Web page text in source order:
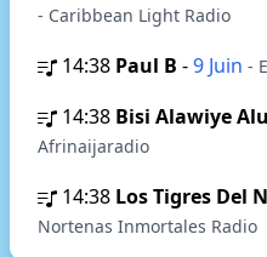
- Caribbean Light Radio
14:38 Paul B -9 Juin -
14:38 Bisi Alawiye
Afrinaijaradio
14:38 Los Tigres Del
Nortenas Inmortales Radio